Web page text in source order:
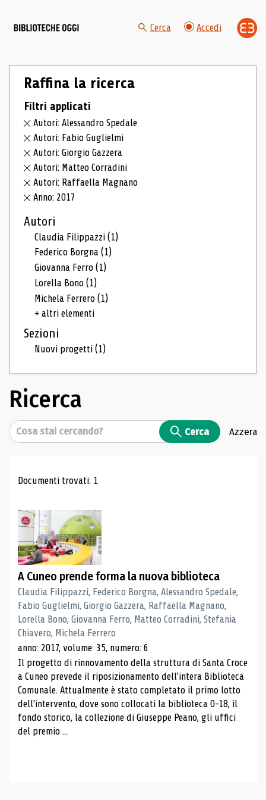
Cerca Accedi
Raffina la ricerca
Filtri applicati
Autori: Alessandro Spedale
Autori: Fabio Guglielmi
Autori: Giorgio Gazzera
Autori: Matteo Corradini
Autori: Raffaella Magnano
Anno: 2017
Autori
Claudia Filippazzi(1)
Federico Borgna(1)
Giovanna Ferro(1)
Lorella Bono(1)
Michela Ferrero(1)
+ altri elementi
Sezioni
Nuovi progetti(1)
Ricerca
Cerca Cerca Azzera
Risultati di ricerca
Documenti trovati: 1
A Cuneo prende forma la nuova biblioteca
Claudia Filippazzi, Federico Borgna, Alessandro Spedale,
Fabio Guglielmi, Giorgio Gazzera, Raffaella Magnano,
Lorella Bono, Giovanna Ferro, Matteo Corradini, Stefania
Chiavero, Michela Ferrero
anno: 2017, volume: 35, numero: 6
Il progetto di rinnovamento della struttura di Santa Croce
a Cuneo prevede il riposizionamento dell'intera Biblioteca
Comunale. Attualmente è stato completato il primo lotto
dell'intervento, dove sono collocati la biblioteca 0-18, il
fondo storico, la collezione di Giuseppe Peano, gli uffici
del premio ...